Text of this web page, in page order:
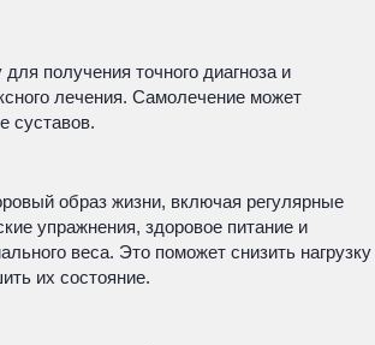
получения точного диагноза и
лечения. Самолечение может
суставов.
образ жизни, включая регулярные
упражнения, здоровое питание и
веса. Это поможет снизить нагрузку
их состояние.